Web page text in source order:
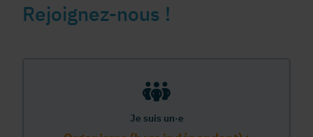
Rejoignez-nous !
Je suis un·e